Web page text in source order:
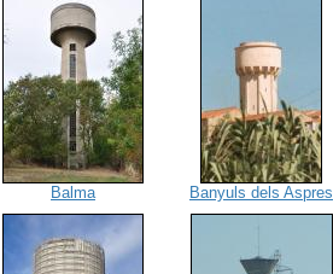
Balma Banyuls dels Aspres